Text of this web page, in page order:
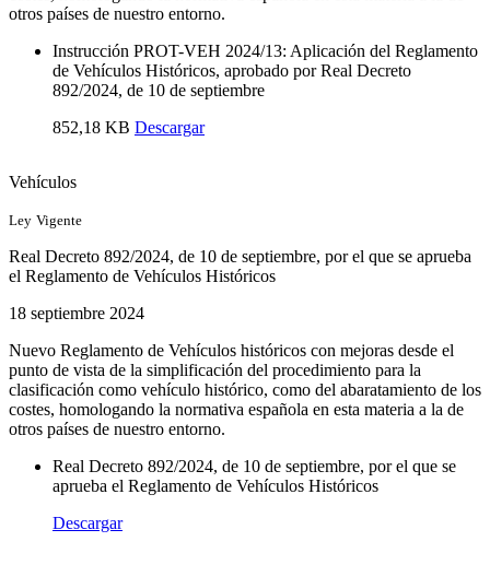
otros países de nuestro entorno.
Instrucción PROT-VEH 2024/13: Aplicación del Reglamento
de Vehículos Históricos, aprobado por Real Decreto
892/2024, de 10 de septiembre
852,18 KB Descargar
Vehículos
Ley Vigente
Real Decreto 892/2024, de 10 de septiembre, por el que se aprueba
el Reglamento de Vehículos Históricos
18 septiembre 2024
Nuevo Reglamento de Vehículos históricos con mejoras desde el
punto de vista de la simplificación del procedimiento para la
clasificación como vehículo histórico, como del abaratamiento de los
costes, homologando la normativa española en esta materia a la de
otros países de nuestro entorno.
Real Decreto 892/2024, de 10 de septiembre, por el que se
aprueba el Reglamento de Vehículos Históricos
Descargar